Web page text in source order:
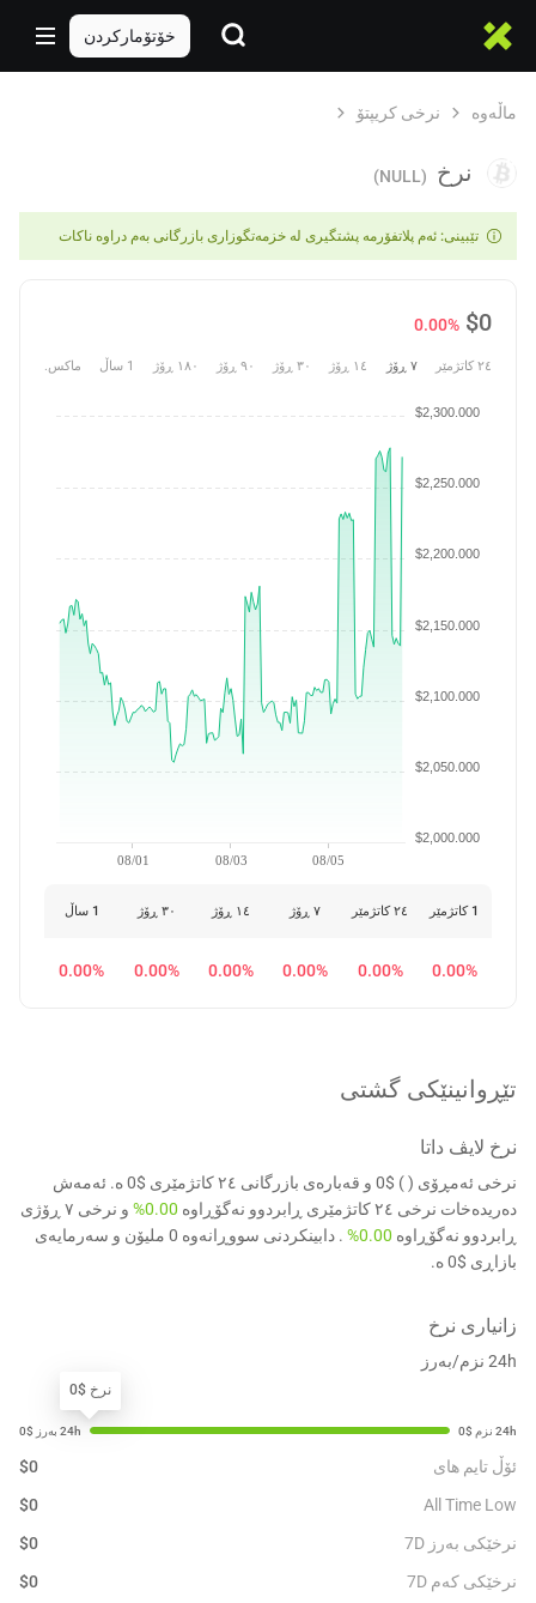
خۆتۆمارکردن
ماڵەوە نرخی کریپتۆ
نرخ (NULL)
تێبینی: ئەم پلاتفۆرمە پشتگیری لە خزمەتگوزاری بازرگانی بەم دراوە ناکات
$0
0.00%
٢٤ کاتژمێر ٧ ڕۆژ ١٤ ڕۆژ ٣٠ ڕۆژ ٩٠ ڕۆژ ١٨٠ ڕۆژ 1 ساڵ ماکس.
08/01 08/03 08/05
$2,000.000
$2,050.000
$2,100.000
$2,150.000
$2,200.000
$2,250.000
$2,300.000
1 کاتژمێر ٢٤ کاتژمێر ٧ ڕۆژ ١٤ ڕۆژ ٣٠ ڕۆژ 1 ساڵ
0.00%
0.00%
0.00%
0.00%
0.00%
0.00%
تێڕوانینێکی گشتی
نرخ لایڤ داتا
نرخی ئەمڕۆی ( ) $0 و قەبارەی بازرگانی ٢٤ کاتژمێری $0 ە. ئەمەش
دەریدەخات نرخی ٢٤ کاتژمێری ڕابردوو نەگۆڕاوە
0.00%
و نرخی ٧ ڕۆژی
ڕابردوو نەگۆڕاوە 0.00%
. دابینکردنی سووڕانەوە 0 ملیۆن و سەرمایەی
بازاڕی $0 ە.
زانیاری نرخ
24h نزم/بەرز
نرخ $0
ئۆڵ تایم های $0
All Time Low
$0
نرخێکی بەرز 7D
$0
نرخێکی کەم 7D
$0